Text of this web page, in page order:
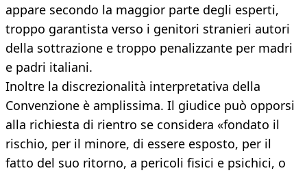
appare secondo la maggior parte degli esperti,
troppo garantista verso i genitori stranieri autori
della sottrazione e troppo penalizzante per madri
e padri italiani.
Inoltre la discrezionalità interpretativa della
Convenzione è amplissima. Il giudice può opporsi
alla richiesta di rientro se considera «fondato il
rischio, per il minore, di essere esposto, per il
fatto del suo ritorno, a pericoli fisici e psichici, o